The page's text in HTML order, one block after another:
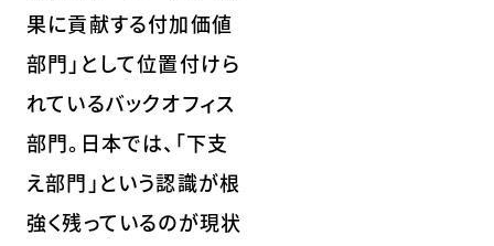
果に貢献する付加価値
部門」として位置付けら
れているバックオフィス
部門。日本では、「下支
え部門」という認識が根
強く残っているのが現状